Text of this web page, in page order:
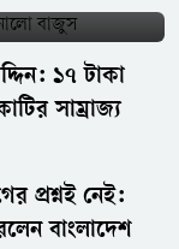
১৭ টাকা
সাম্রাজ্য
প্রশ্নই নেই:
বাংলাদেশ